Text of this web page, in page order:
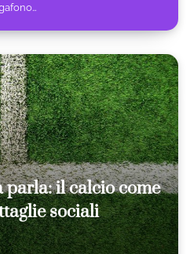
parla: il calcio come
sociali